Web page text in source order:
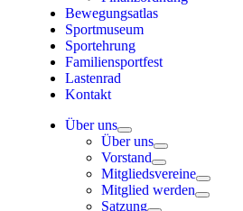
Bewegungsatlas
Sportmuseum
Sportehrung
Familiensportfest
Lastenrad
Kontakt
Über uns
Über uns
Vorstand
Mitgliedsvereine
Mitglied werden
Satzung